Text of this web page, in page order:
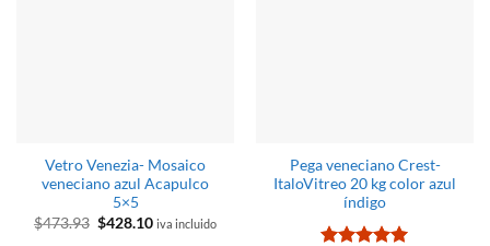
Vetro Venezia- Mosaico
veneciano azul Acapulco
5×5
$473.93 El
precio
$428.10Eliva incluido
Pega veneciano Crest-
ItaloVitreo 20 kg color azul
índigo